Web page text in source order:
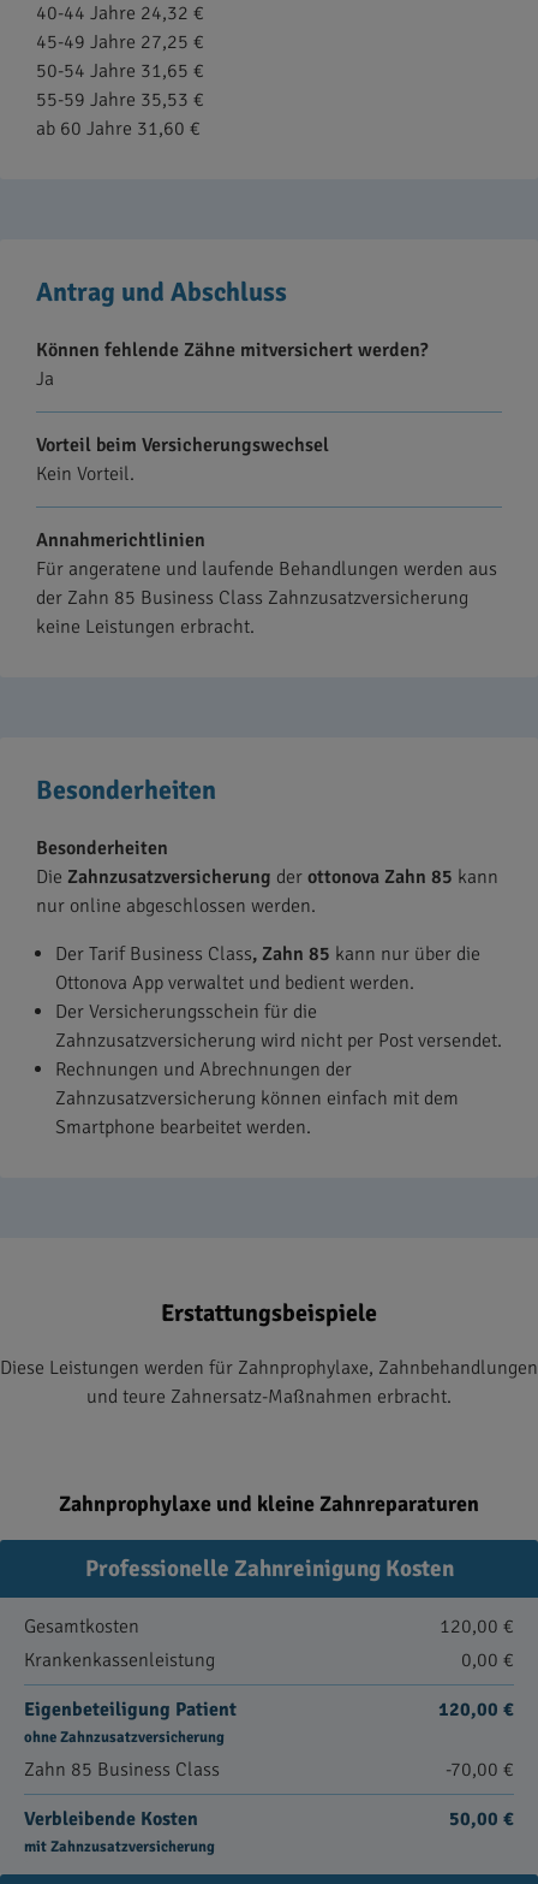
40-44 Jahre 24,32 €
45-49 Jahre 27,25 €
50-54 Jahre 31,65 €
55-59 Jahre 35,53 €
ab 60 Jahre 31,60 €
Antrag und Abschluss
Können fehlende Zähne mitversichert werden?
Ja
Vorteil beim Versicherungswechsel
Kein Vorteil.
Annahmerichtlinien
Für angeratene und laufende Behandlungen werden aus
der Zahn 85 Business Class Zahnzusatzversicherung
keine Leistungen erbracht.
Besonderheiten
Besonderheiten
Die Zahnzusatzversicherung der ottonova Zahn 85 kann
nur online abgeschlossen werden.
Der Tarif Business Class, Zahn 85 kann nur über die
Ottonova App verwaltet und bedient werden.
Der Versicherungsschein für die
Zahnzusatzversicherung wird nicht per Post versendet.
Rechnungen und Abrechnungen der
Zahnzusatzversicherung können einfach mit dem
Smartphone bearbeitet werden.
Erstattungsbeispiele
Diese Leistungen werden für Zahnprophylaxe, Zahnbehandlungen
und teure Zahnersatz-Maßnahmen erbracht.
Zahnprophylaxe und kleine Zahnreparaturen
Professionelle Zahnreinigung Kosten
Gesamtkosten
120,00 €
Krankenkassenleistung
0,00 €
Eigenbeteiligung Patient
ohne Zahnzusatzversicherung
120,00 €
Zahn 85 Business Class -70,00 €
Verbleibende Kosten
mit Zahnzusatzversicherung
50,00 €